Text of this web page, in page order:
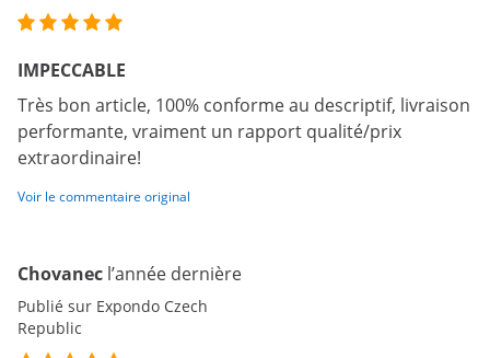
IMPECCABLE
Très bon article, 100% conforme au descriptif, livraison
performante, vraiment un rapport qualité/prix
extraordinaire!
Voir le commentaire original
Chovanec l’année dernière
Publié sur Expondo Czech
Republic